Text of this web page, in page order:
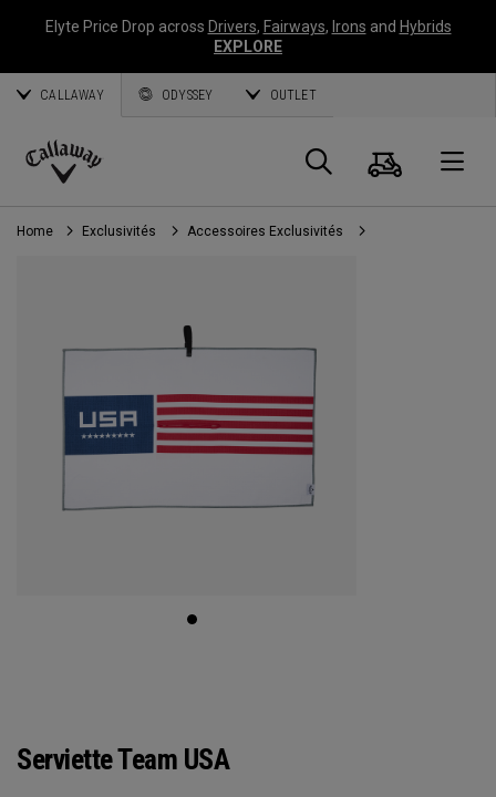
Elyte Price Drop across Drivers, Fairways, Irons and Hybrids
EXPLORE
CALLAWAY ODYSSEY OUTLET
Callaway
Golf
Panier
Home Exclusivités Accessoires Exclusivités
Serviette Team USA